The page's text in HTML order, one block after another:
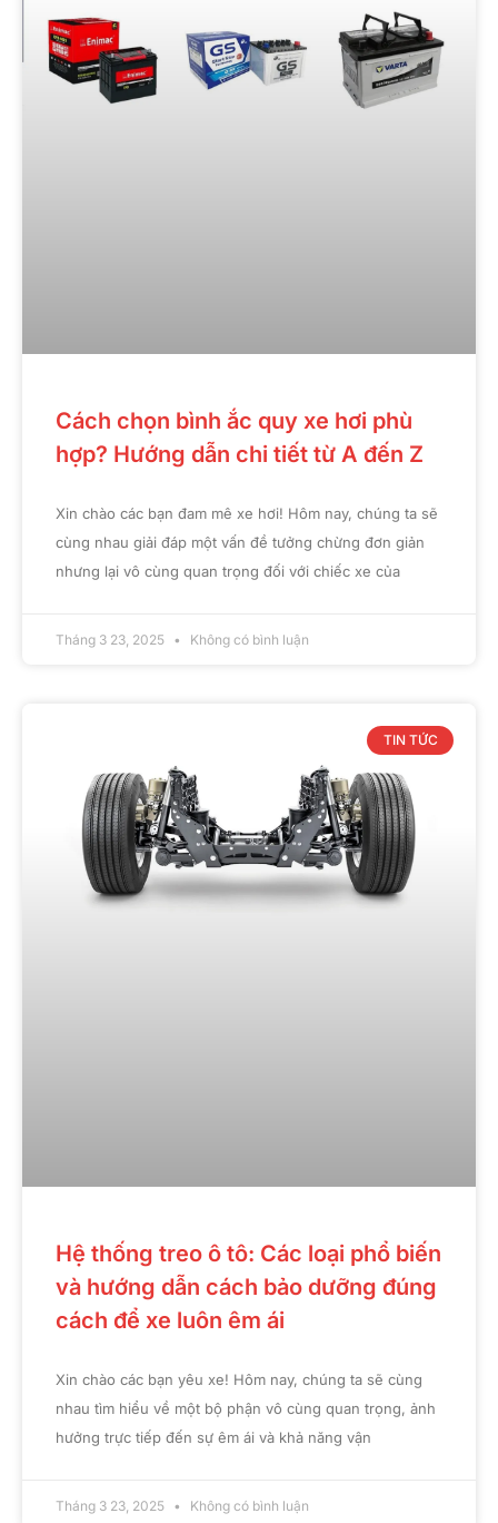
Cách chọn bình ắc quy xe hơi phù
hợp? Hướng dẫn chi tiết từ A đến Z
Xin chào các bạn đam mê xe hơi! Hôm nay, chúng ta sẽ
cùng nhau giải đáp một vấn đề tưởng chừng đơn giản
nhưng lại vô cùng quan trọng đối với chiếc xe của
Tháng 3 23, 2025 Không có bình luận
TIN TỨC
Hệ thống treo ô tô: Các loại phổ biến
và hướng dẫn cách bảo dưỡng đúng
cách để xe luôn êm ái
Xin chào các bạn yêu xe! Hôm nay, chúng ta sẽ cùng
nhau tìm hiểu về một bộ phận vô cùng quan trọng, ảnh
hưởng trực tiếp đến sự êm ái và khả năng vận
Tháng 3 23, 2025 Không có bình luận